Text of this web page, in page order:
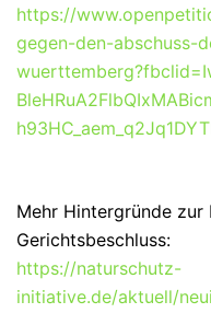
https://
gegen-den-abschuss-
Mehr Hintergründe zur
Gerichtsbeschluss:
https://naturschutz-
initiative.de/aktuell/